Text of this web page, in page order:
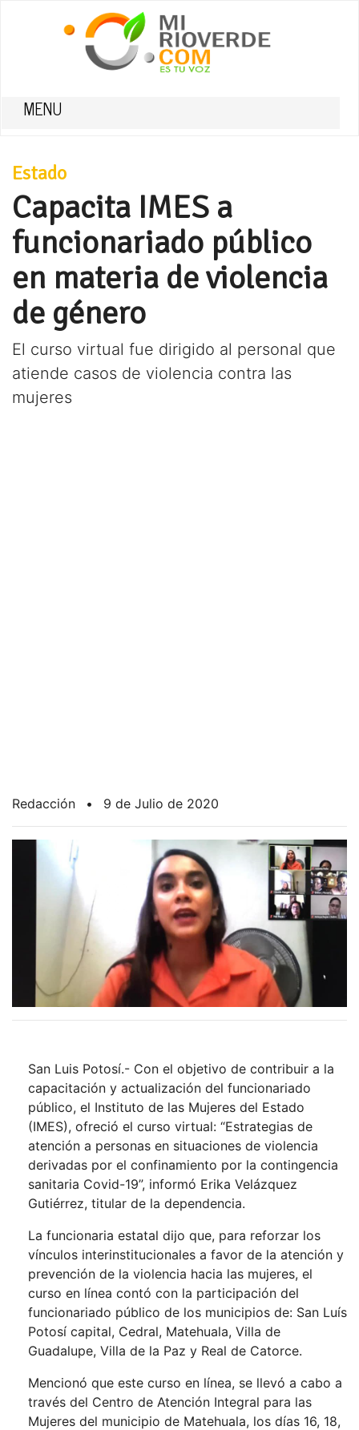
MENU
Estado
Capacita IMES a
funcionariado público
en materia de violencia
de género
El curso virtual fue dirigido al personal que
atiende casos de violencia contra las
mujeres
Redacción • 9 de Julio de 2020
San Luis Potosí.- Con el objetivo de contribuir a la
capacitación y actualización del funcionariado
público, el Instituto de las Mujeres del Estado
(IMES), ofreció el curso virtual: “Estrategias de
atención a personas en situaciones de violencia
derivadas por el confinamiento por la contingencia
sanitaria Covid-19”, informó Erika Velázquez
Gutiérrez, titular de la dependencia.
La funcionaria estatal dijo que, para reforzar los
vínculos interinstitucionales a favor de la atención y
prevención de la violencia hacia las mujeres, el
curso en línea contó con la participación del
funcionariado público de los municipios de: San Luís
Potosí capital, Cedral, Matehuala, Villa de
Guadalupe, Villa de la Paz y Real de Catorce.
Mencionó que este curso en línea, se llevó a cabo a
través del Centro de Atención Integral para las
Mujeres del municipio de Matehuala, los días 16, 18,